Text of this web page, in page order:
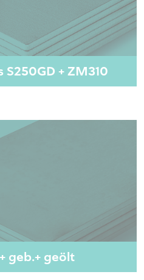
+ ZM310
geb.+ geölt